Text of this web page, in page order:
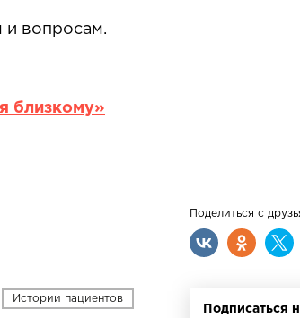
и вопросам.
близкому»
Поделиться с
Истории пациентов
Подписаться